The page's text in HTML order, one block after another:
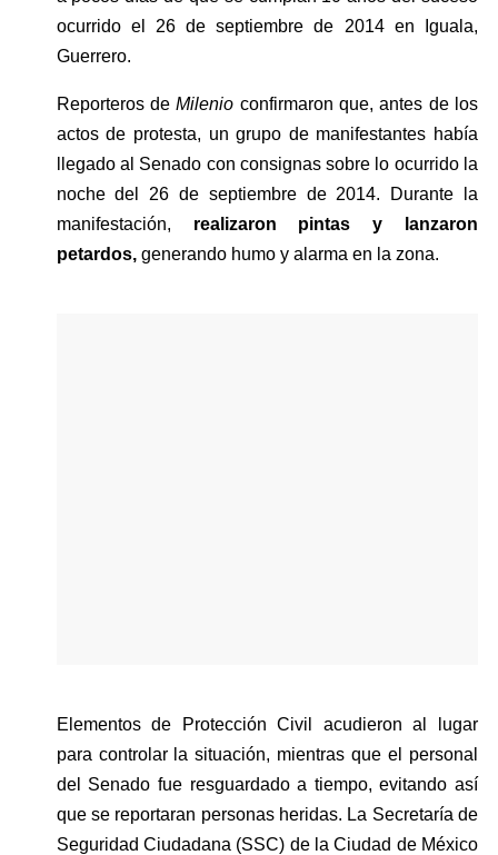
ocurrido el 26 de septiembre de 2014 en Iguala,
Guerrero.
Reporteros de Milenio confirmaron que, antes de los
actos de protesta, un grupo de manifestantes había
llegado al Senado con consignas sobre lo ocurrido la
noche del 26 de septiembre de 2014. Durante la
manifestación, realizaron pintas y lanzaron
petardos, generando humo y alarma en la zona.
Elementos de Protección Civil acudieron al lugar
para controlar la situación, mientras que el personal
del Senado fue resguardado a tiempo, evitando así
que se reportaran personas heridas. La Secretaría de
Seguridad Ciudadana (SSC) de la Ciudad de México